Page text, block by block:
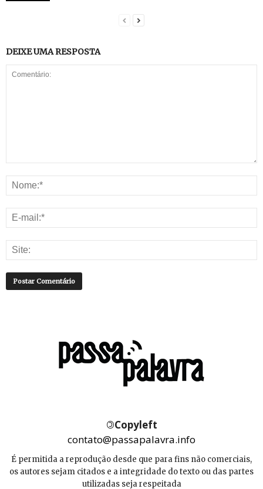
DEIXE UMA RESPOSTA
©Copyleft
contato@passapalavra.info
É permitida a reprodução desde que para fins não comerciais,
os autores sejam citados e a integridade do texto ou das partes
utilizadas seja respeitada